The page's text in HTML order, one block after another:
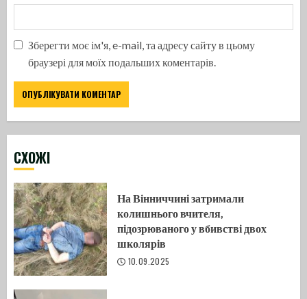
Зберегти моє ім'я, e-mail, та адресу сайту в цьому
браузері для моїх подальших коментарів.
CХОЖІ
На Вінниччині затримали
колишнього вчителя,
підозрюваного у вбивстві двох
школярів
10.09.2025